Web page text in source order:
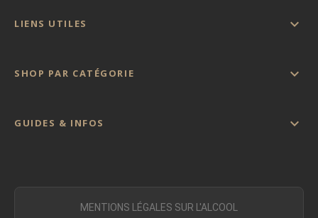
LIENS UTILES 
SHOP PAR CATÉGORIE 
GUIDES & INFOS 
MENTIONS LÉGALES SUR L'ALCOOL